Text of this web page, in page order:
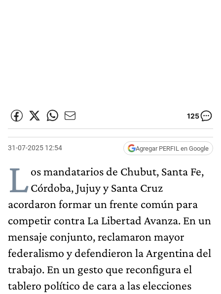
125
31-07-2025 12:54 Agregar PERFIL en Google
Los mandatarios de Chubut, Santa Fe,
Córdoba, Jujuy y Santa Cruz
acordaron formar un frente común para
competir contra La Libertad Avanza. En un
mensaje conjunto, reclamaron mayor
federalismo y defendieron la Argentina del
trabajo. En un gesto que reconfigura el
tablero político de cara a las elecciones